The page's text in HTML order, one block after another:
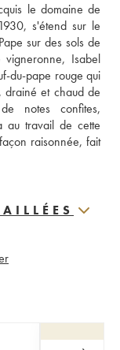
le domaine de
s'étend sur le
sur des sols de
Isabel
du-pape rouge qui
drainé et chaud de
notes confites,
au travail de cette
raisonnée, fait